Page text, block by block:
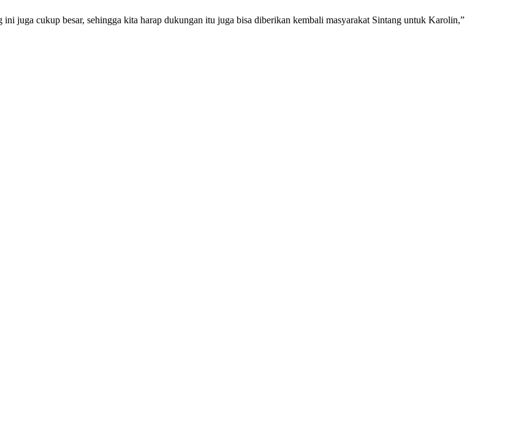
juga cukup besar, sehingga kita harap dukungan itu juga bisa diberikan kembali masyarakat Sintang untuk Karolin,”